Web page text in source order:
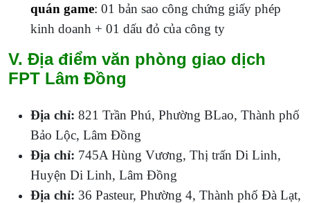
quán game: 01 bản sao công chứng giấy phép
kinh doanh + 01 dấu đỏ của công ty
V. Địa điểm văn phòng giao dịch
FPT Lâm Đồng
Địa chỉ: 821 Trần Phú, Phường BLao, Thành phố
Bảo Lộc, Lâm Đồng
Địa chỉ: 745A Hùng Vương, Thị trấn Di Linh,
Huyện Di Linh, Lâm Đồng
Địa chỉ: 36 Pasteur, Phường 4, Thành phố Đà Lạt,